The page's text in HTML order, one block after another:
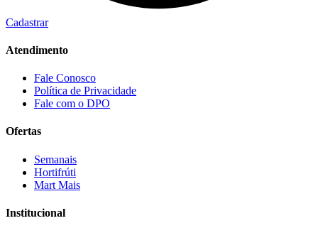
Cadastrar
Atendimento
Fale Conosco
Política de Privacidade
Fale com o DPO
Ofertas
Semanais
Hortifrúti
Mart Mais
Institucional